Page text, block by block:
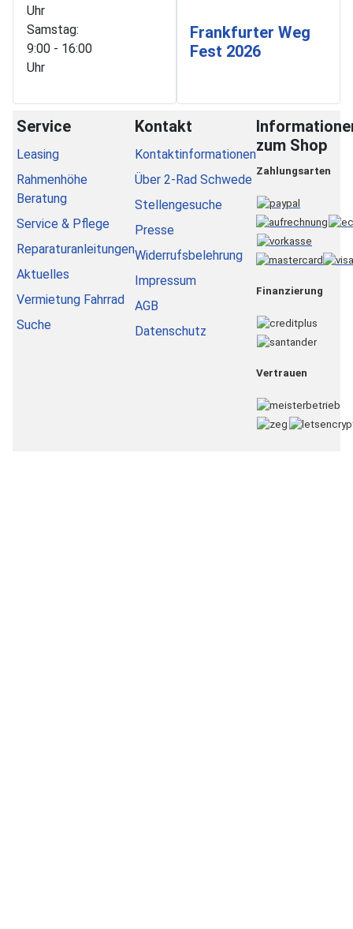
Uhr
Samstag:
9:00 - 16:00
Uhr
Frankfurter Weg
Fest 2026
Service
Leasing
Rahmenhöhe
Beratung
Service & Pflege
Reparaturanleitungen
Aktuelles
Vermietung Fahrrad
Suche
Kontakt
Kontaktinformationen
Über 2-Rad Schwede
Stellengesuche
Presse
Widerrufsbelehrung
Impressum
AGB
Datenschutz
zum Shop
Zahlungsarten
Finanzierung
Vertrauen